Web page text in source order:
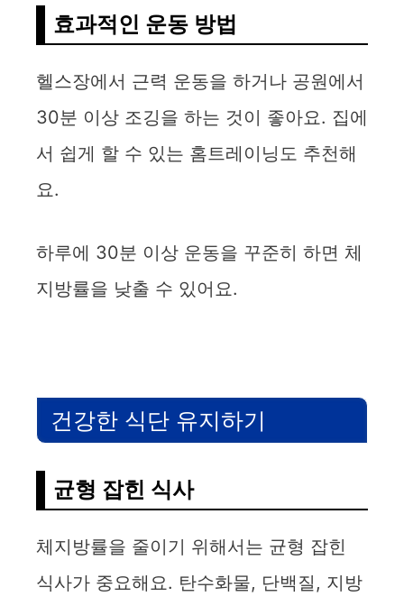
효과적인 운동 방법
헬스장에서 근력 운동을 하거나 공원에서
30분 이상 조깅을 하는 것이 좋아요. 집에
서 쉽게 할 수 있는 홈트레이닝도 추천해
요.
하루에 30분 이상 운동을 꾸준히 하면 체
지방률을 낮출 수 있어요.
건강한 식단 유지하기
균형 잡힌 식사
체지방률을 줄이기 위해서는 균형 잡힌
식사가 중요해요. 탄수화물, 단백질, 지방